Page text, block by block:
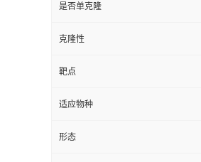
是否单克隆
克隆性
靶点
适应物种
形态